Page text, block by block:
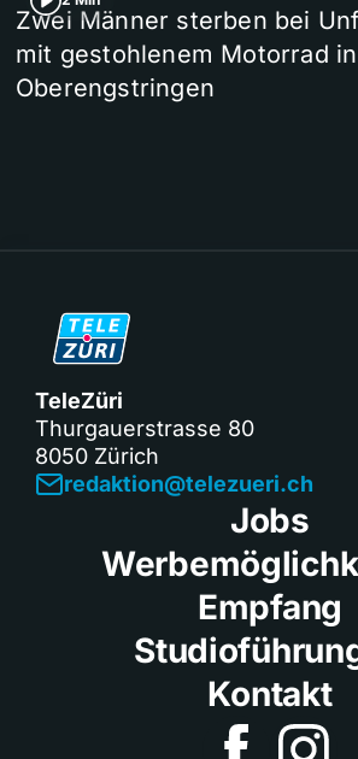
Zwei Männer sterben bei
mit gestohlenem Motorrad in
Oberengstringen
TeleZüri
Thurgauerstrasse 80
8050 Zürich
redaktion@telezueri.ch
Jobs
Empfang
Kontakt